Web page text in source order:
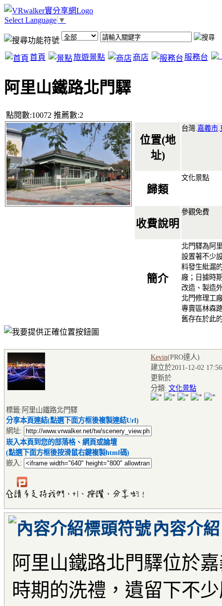
Select Language ▼
首頁 旅遊景點 商店 服務台
阿里山鐵路北門驛
點閱數:10072 推薦數:2
位置(地
址)
台灣. 嘉義市
歸類
文化景點
收費說明
參觀免費
簡介
北門驛為阿
設置著不少
料發生紕漏
廠；日據時
改造、製造
北門修理工
專賣區林森
舊存在於此
Kevin(PRO達人)
建立於2011-12-02
更新於
分類: 文化景點
標籤:阿里山鐵路北門驛
分享本頁連結(點選下面方框後複製連結Url)
網址:
崁入本頁到您的部落格、網頁或論壇
(點選下面方框後按滑鼠右鍵複製html碼)
嵌入:
內容介紹
阿里山鐵路北門驛位於
時期的洗禮，遺留下不